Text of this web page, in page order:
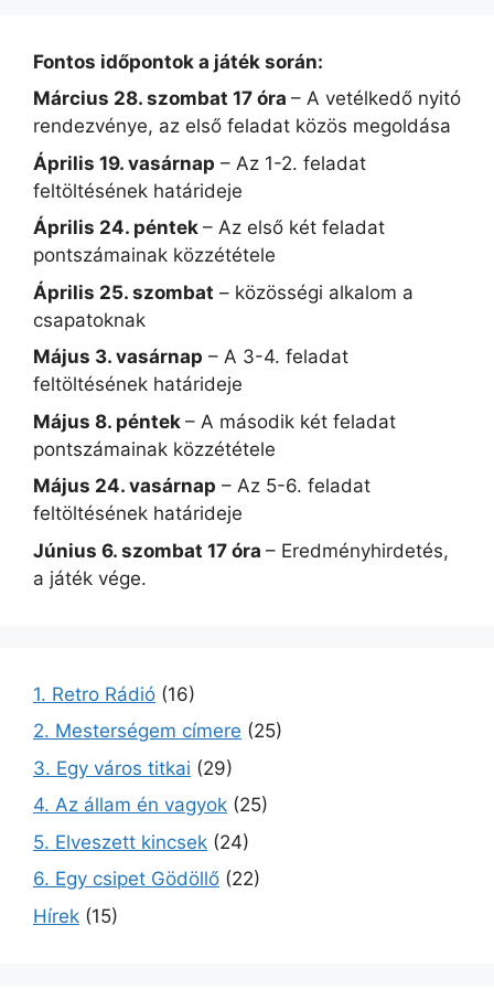
Fontos időpontok a játék során:
Március 28. szombat 17 óra – A vetélkedő nyitó
rendezvénye, az első feladat közös megoldása
Április 19. vasárnap – Az 1-2. feladat
feltöltésének határideje
Április 24. péntek – Az első két feladat
pontszámainak közzététele
Április 25. szombat – közösségi alkalom a
csapatoknak
Május 3. vasárnap – A 3-4. feladat
feltöltésének határideje
Május 8. péntek – A második két feladat
pontszámainak közzététele
Május 24. vasárnap – Az 5-6. feladat
feltöltésének határideje
Június 6. szombat 17 óra – Eredményhirdetés,
a játék vége.
1. Retro Rádió (16)
2. Mesterségem címere (25)
3. Egy város titkai (29)
4. Az állam én vagyok (25)
5. Elveszett kincsek (24)
6. Egy csipet Gödöllő (22)
Hírek (15)